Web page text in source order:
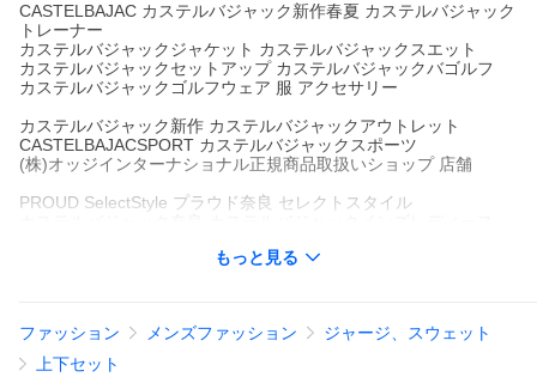
CASTELBAJAC カステルバジャック新作春夏 カステルバジャック
トレーナー
カステルバジャックジャケット カステルバジャックスエット
カステルバジャックセットアップ カステルバジャックバゴルフ
カステルバジャックゴルフウェア 服 アクセサリー
カステルバジャック新作 カステルバジャックアウトレット
CASTELBAJACSPORT カステルバジャックスポーツ
(株)オッジインターナショナル正規商品取扱いショップ 店舗
PROUD SelectStyle プラウド奈良 セレクトスタイル
木曜定休日 AM11:00-PM7:00
brand CASTELBAJAC カステルバジャック
model MEN`S
もっと見る
ファッション メンズファッション
ジャージ、スウェット
上下セット